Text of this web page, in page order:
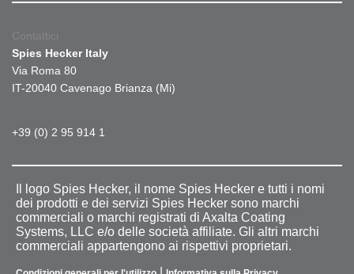
Contattici
Spies Hecker Italy
Via Roma 80
IT-20040 Cavenago Brianza (Mi)
+39 (0) 2 95 914 1
Il logo Spies Hecker, il nome Spies Hecker e tutti i nomi
dei prodotti e dei servizi Spies Hecker sono marchi
commerciali o marchi registrati di Axalta Coating
Systems, LLC e/o delle società affiliate. Gli altri marchi
commerciali appartengono ai rispettivi proprietari.